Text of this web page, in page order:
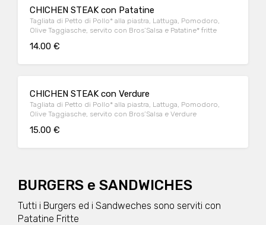
CHICHEN STEAK con Patatine
Tagliata di Petto di Pollo* alla piastra, Lattuga, Pomodoro,
Olive Taggiasche, servito con Bros’Salsa e Patatine* fritte
14.00 €
CHICHEN STEAK con Verdure
Tagliata di Petto di Pollo* alla piastra, Lattuga, Pomodoro,
Olive Taggiasche, servito con Bros’Salsa e Verdure
15.00 €
BURGERS e SANDWICHES
Tutti i Burgers ed i Sandweches sono serviti con
Patatine Fritte